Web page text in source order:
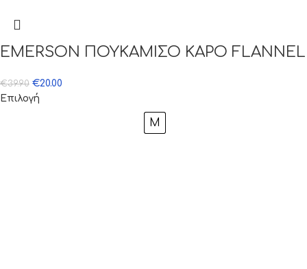
EMERSON ΠΟΥΚΑΜΙΣΟ ΚΑΡΟ FLANNEL
€39.90 €20.00
Επιλογή
M